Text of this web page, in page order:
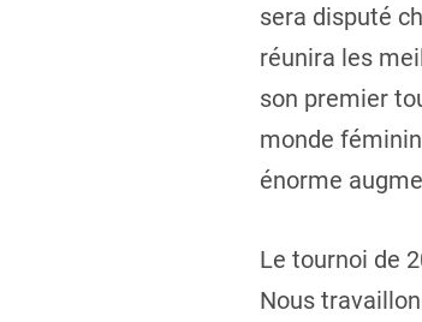
sera disputé
réunira les
son premier
monde
énorme
Le tournoi de
Nous